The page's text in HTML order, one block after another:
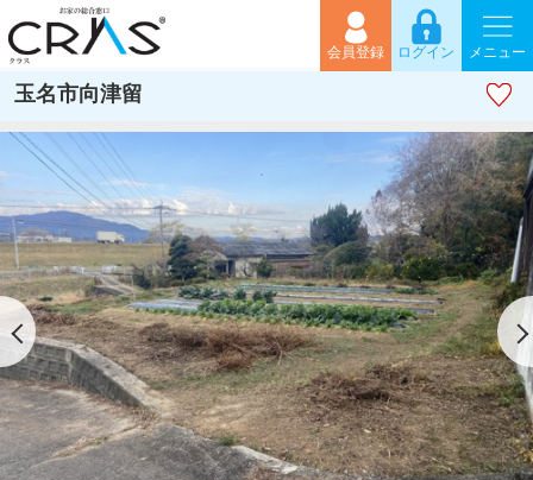
会員登録 ログイン メニュー
玉名市向津留